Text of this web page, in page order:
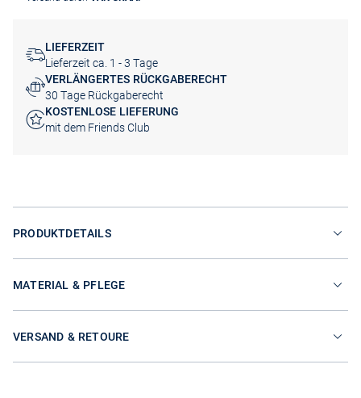
LIEFERZEIT
Lieferzeit ca. 1 - 3 Tage
VERLÄNGERTES RÜCKGABERECHT
30 Tage Rückgaberecht
KOSTENLOSE LIEFERUNG
mit dem Friends Club
PRODUKTDETAILS
MATERIAL & PFLEGE
VERSAND & RETOURE